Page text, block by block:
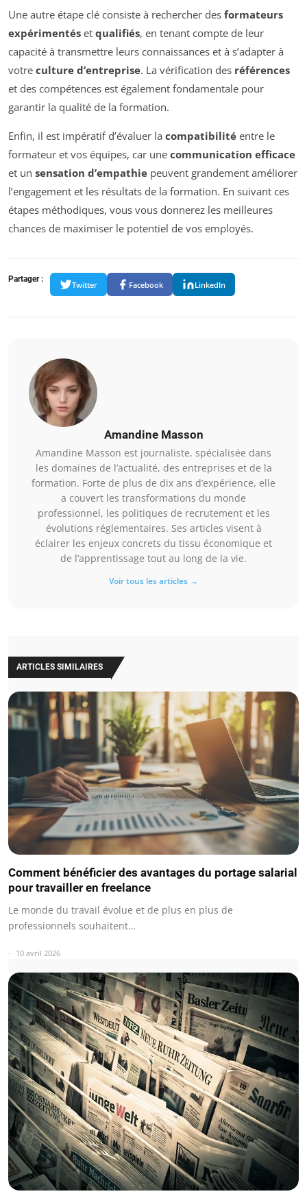
Une autre étape clé consiste à rechercher des formateurs
expérimentés et qualifiés, en tenant compte de leur
capacité à transmettre leurs connaissances et à s’adapter à
votre culture d’entreprise. La vérification des références
et des compétences est également fondamentale pour
garantir la qualité de la formation.
Enfin, il est impératif d’évaluer la compatibilité entre le
formateur et vos équipes, car une communication efficace
et un sensation d’empathie peuvent grandement améliorer
l’engagement et les résultats de la formation. En suivant ces
étapes méthodiques, vous vous donnerez les meilleures
chances de maximiser le potentiel de vos employés.
Partager :
Twitter Facebook LinkedIn
Amandine Masson
Amandine Masson est journaliste, spécialisée dans
les domaines de l’actualité, des entreprises et de la
formation. Forte de plus de dix ans d’expérience, elle
a couvert les transformations du monde
professionnel, les politiques de recrutement et les
évolutions réglementaires. Ses articles visent à
éclairer les enjeux concrets du tissu économique et
de l’apprentissage tout au long de la vie.
Voir tous les articles →
ARTICLES SIMILAIRES
Comment bénéficier des avantages du portage salarial
pour travailler en freelance
Le monde du travail évolue et de plus en plus de
professionnels souhaitent…
10 avril 2026